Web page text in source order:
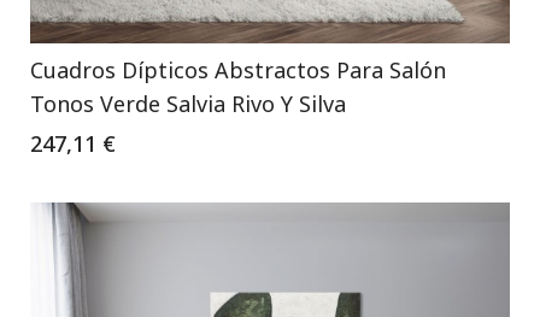
Cuadros Dípticos Abstractos Para Salón
Tonos Verde Salvia Rivo Y Silva
247,11 €